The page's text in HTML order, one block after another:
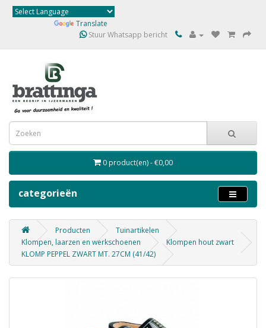
Translate
Stuur Whatsapp bericht
0 product(en) - €0,00
categorieën
Producten
Tuinartikelen
Klompen, laarzen en werkschoenen
Klompen hout zwart
KLOMP PEPPEL ZWART MT. 27CM (41/42)